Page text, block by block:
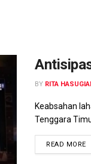
BY RITA
Keabsahan
Tenggara
READ MORE